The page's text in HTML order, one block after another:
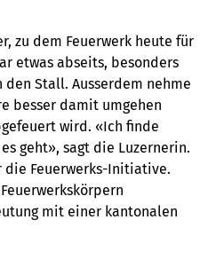
zu dem Feuerwerk heute für
etwas abseits, besonders
Stall. Ausserdem nehme
besser damit umgehen
wird. «Ich finde
geht», sagt die Luzernerin.
die Feuerwerks-Initiative.
mit einer kantonalen